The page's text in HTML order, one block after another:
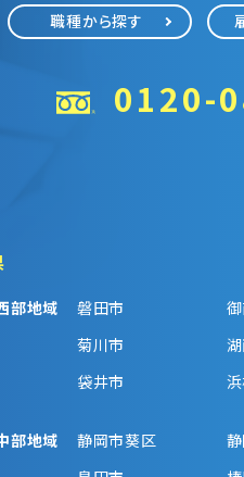
職種から探す
0120-
部地域 磐田市
菊川市
袋井市
部地域 静岡市葵区